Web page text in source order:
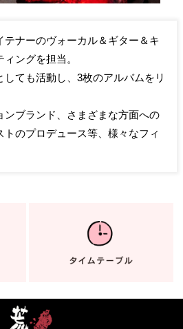
テナーのヴォーカル＆ギター＆キ
ングを担当。
しても活動し、3枚のアルバムをリ
ンブランド、さまざまな方面への
のプロデュース等、様々なフィ